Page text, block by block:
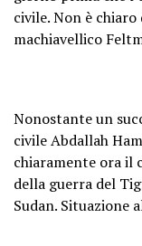
civile. Non è
machiavellico
Nonostante un
civile Abdallah
chiaramente ora il
della guerra del
Sudan. Situazione